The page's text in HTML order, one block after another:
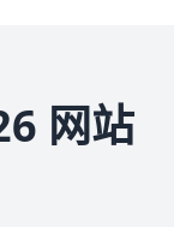
网站